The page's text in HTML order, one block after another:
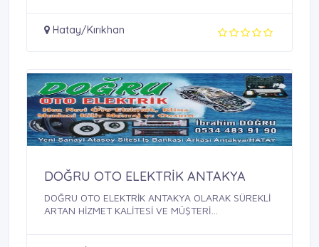
Hatay/Kırıkhan
DOĞRU OTO ELEKTRİK ANTAKYA
DOĞRU OTO ELEKTRİK ANTAKYA OLARAK SÜREKLİ
ARTAN HİZMET KALİTESİ VE MÜŞTERİ